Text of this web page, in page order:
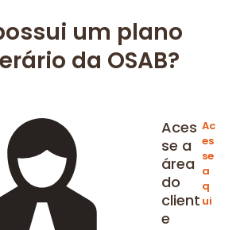
um plano
da OSAB?
Aces
se a
área
do
client
e
Ac
es
se
a
q
ui